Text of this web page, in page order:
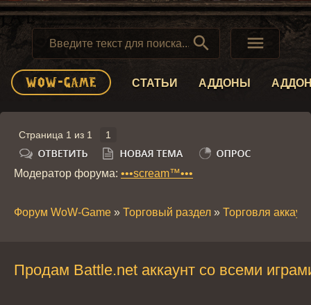
 
СТАТЬИ АДДОНЫ
Страница 1 из 1 1
Модератор форума: •••scream™•••
Форум WoW-Game » Торговый раздел » Торговля
Продам Battle.net аккаунт со всеми